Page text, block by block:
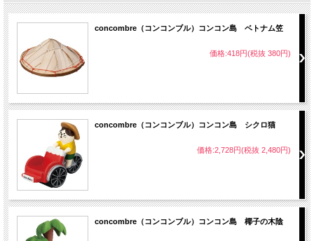
concombre（コンコンブル）コンコン島 ベトナム笠
価格:418円(税抜 380円)
concombre（コンコンブル）コンコン島 シクロ猫
価格:2,728円(税抜 2,480円)
concombre（コンコンブル）コンコン島 椰子の木陰